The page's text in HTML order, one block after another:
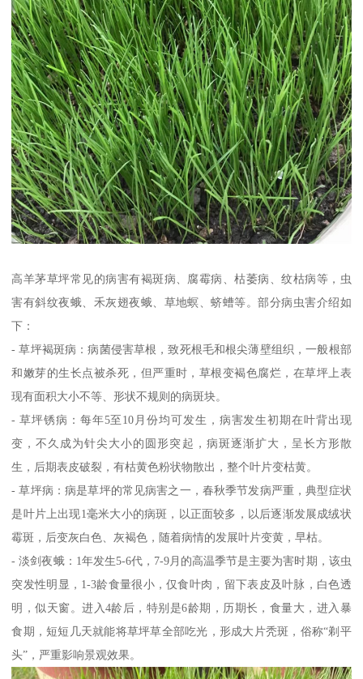
高羊茅草坪常见的病害有褐斑病、腐霉病、枯萎病、纹枯病等，虫
害有斜纹夜蛾、禾灰翅夜蛾、草地螟、蛴螬等。部分病虫害介绍如
下：
- 草坪褐斑病：病菌侵害草根，致死根毛和根尖薄壁组织，一般根部
和嫩芽的生长点被杀死，但严重时，草根变褐色腐烂，在草坪上表
现有面积大小不等、形状不规则的病斑块。
- 草坪锈病：每年5至10月份均可发生，病害发生初期在叶背出现
变，不久成为针尖大小的圆形突起，病斑逐渐扩大，呈长方形散
生，后期表皮破裂，有枯黄色粉状物散出，整个叶片变枯黄。
- 草坪病：病是草坪的常见病害之一，春秋季节发病严重，典型症状
是叶片上出现1毫米大小的病斑，以正面较多，以后逐渐发展成绒状
霉斑，后变灰白色、灰褐色，随着病情的发展叶片变黄，早枯。
- 淡剑夜蛾：1年发生5-6代，7-9月的高温季节是主要为害时期，该虫
突发性明显，1-3龄食量很小，仅食叶肉，留下表皮及叶脉，白色透
明，似天窗。进入4龄后，特别是6龄期，历期长，食量大，进入暴
食期，短短几天就能将草坪草全部吃光，形成大片秃斑，俗称“剃平
头”，严重影响景观效果。